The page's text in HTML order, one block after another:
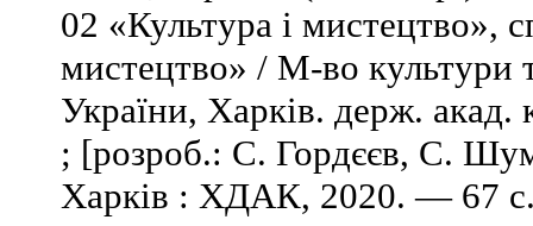
02 «Культура і мистецтво»,
мистецтво» / М-во культури
України, Харків. держ.
; [розроб.: С. Гордєєв, С.
Харків : ХДАК, 2020. — 67